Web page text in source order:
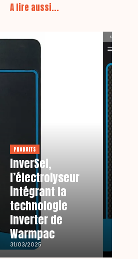
A lire aussi...
PRODUITS
InverSel,
l’électrolyseur
intégrant la
technologie
Inverter de
Warmpac
31/03/2025